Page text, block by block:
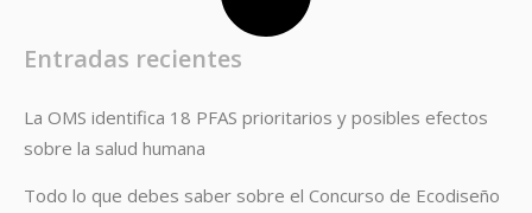
Entradas recientes
La OMS identifica 18 PFAS prioritarios y posibles efectos
sobre la salud humana
Todo lo que debes saber sobre el Concurso de Ecodiseño